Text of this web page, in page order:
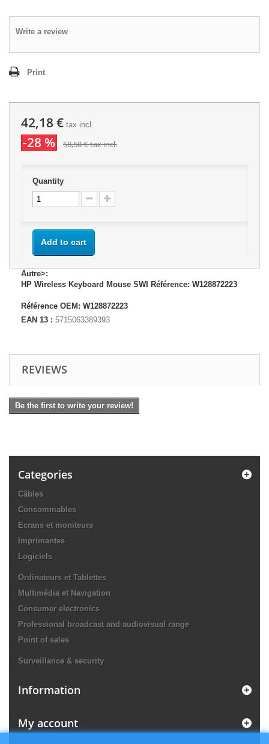
Write a review
Print
42,18 € tax incl.
-28 % 58,58 €tax incl.
Quantity
Add to cart
Autre>:
HP Wireless Keyboard Mouse SWI Référence: W128872223
Référence OEM: W128872223
EAN 13 : 5715063389393
REVIEWS
Be the first to write your review!
Categories
Câbles
Consommables
Ecrans et moniteurs
Imprimantes
Logiciels
Ordinateurs et Tablettes
Multimédia et Navigation
Consumer electronics
Professional broadcast and audiovisual range
Point of sales
Surveillance & security
Information
My account